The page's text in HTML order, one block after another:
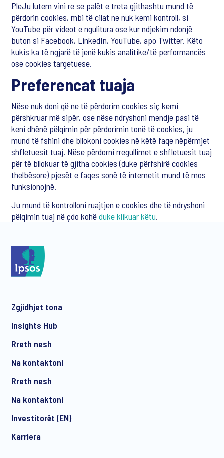
PleJu lutem vini re se palët e treta gjithashtu mund të
përdorin cookies, mbi të cilat ne nuk kemi kontroll, si
YouTube për videot e ngulitura ose kur ndjekim ndonjë
buton si Facebook, LinkedIn, YouTube, apo Twitter. Këto
kukis ka të ngjarë të jenë kukis analitike/të performancës
ose cookies targetuese.
Preferencat tuaja
Nëse nuk doni që ne të përdorim cookies siç kemi
përshkruar më sipër, ose nëse ndryshoni mendje pasi të
keni dhënë pëlqimin për përdorimin tonë të cookies, ju
mund të fshini dhe bllokoni cookies në këtë faqe nëpërmjet
shfletuesit tuaj. Nëse përdorni rregullimet e shfletuesit tuaj
për të bllokuar të gjitha cookies (duke përfshirë cookies
thelbësore) pjesët e faqes sonë të internetit mund të mos
funksionojnë.
Ju mund të kontrolloni ruajtjen e cookies dhe të ndryshoni
pëlqimin tuaj në çdo kohëduke klikuar këtu.
Zgjidhjet tona
Insights Hub
Rreth nesh
Na kontaktoni
Rreth nesh
Na kontaktoni
Investitorët (EN)
Karriera